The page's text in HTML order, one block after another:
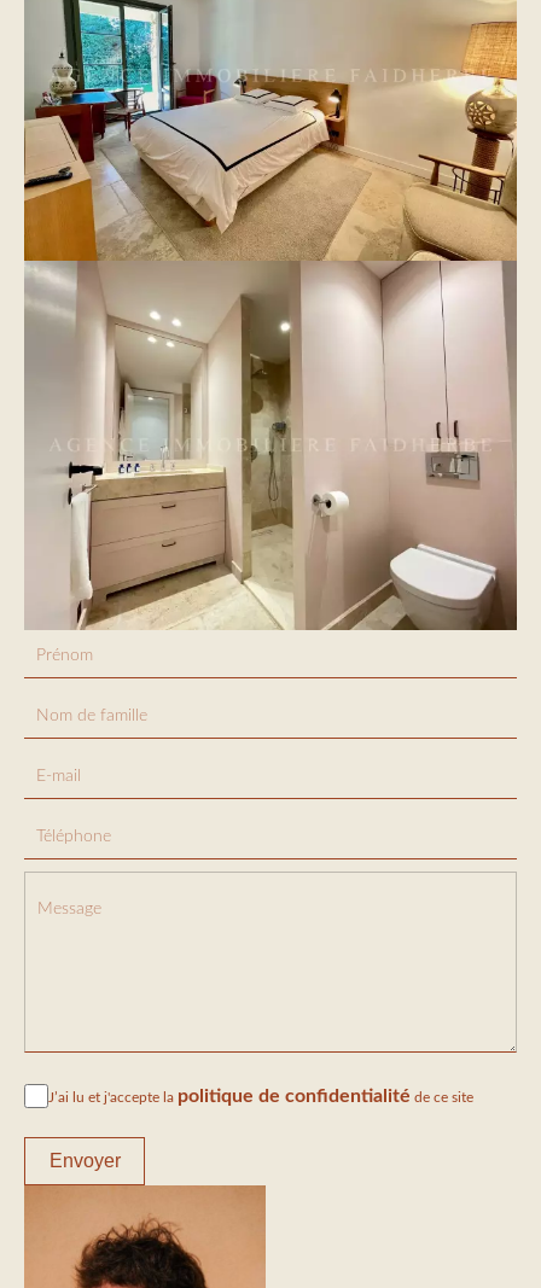
J’ai lu et j'accepte la politique de confidentialité de ce site
Envoyer